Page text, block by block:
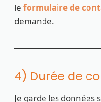
le formulaire de
demande.
4) Durée de
Je garde les données